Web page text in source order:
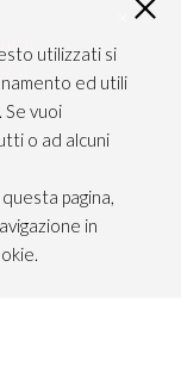
utilizzati si
ed utili
Se vuoi
o ad alcuni
pagina,
in